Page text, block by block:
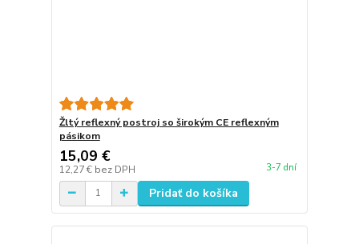
Žltý reflexný postroj so širokým CE reflexným
pásikom
15,09 €
12,27 € bez DPH 3-7 dní
Pridať do košíka